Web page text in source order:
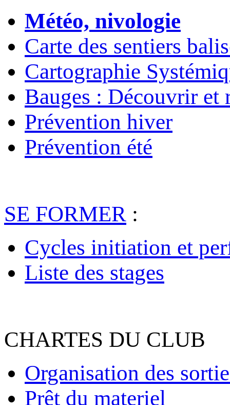
Météo, nivologie
Carte des sentiers
Cartographie
Bauges : Découvrir et
Prévention hiver
Prévention été
SE FORMER :
Cycles initiation et
Liste des stages
CHARTES DU CLUB
Organisation des
Prêt du materiel